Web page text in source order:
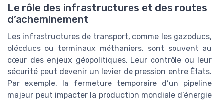
Le rôle des infrastructures et des routes
d’acheminement
Les infrastructures de transport, comme les gazoducs,
oléoducs ou terminaux méthaniers, sont souvent au
cœur des enjeux géopolitiques. Leur contrôle ou leur
sécurité peut devenir un levier de pression entre États.
Par exemple, la fermeture temporaire d’un pipeline
majeur peut impacter la production mondiale d’énergie